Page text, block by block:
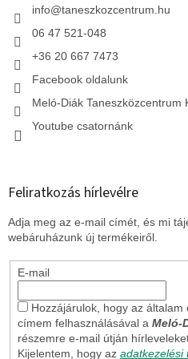
info@taneszkozcentrum.hu
06 47 521-048
+36 20 667 7473
Facebook oldalunk
Meló-Diák Taneszközcentrum
Youtube csatornánk
Feliratkozás hírlevélre
Adja meg az e-mail címét, és mi
webáruházunk új termékeiről.
E-mail
Hozzájárulok, hogy az
címem felhasználásával a Meló-
részemre e-mail útján
Kijelentem, hogy az adatkezelési